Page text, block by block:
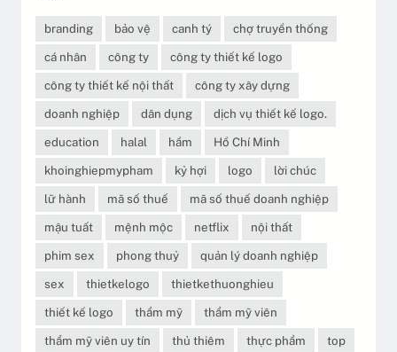
branding bảo vệ canh tý
chợ truyền thống
cá nhân
công ty
công ty thiết kế logo
công ty thiết kế nội thất
công ty xây dựng
doanh nghiệp
dân dụng
dịch vụ thiết kế logo.
education
halal hầm
Hồ Chí Minh
khoinghiepmypham
kỷ hợi logo
lời chúc
lữ hành
mã số thuế
mã số thuế doanh nghiệp
mậu tuất
mệnh mộc netflix
nội thất
phim sex
phong thuỷ
quản lý doanh nghiệp
sex
thietkelogo
thietkethuonghieu
thiết kế logo
thẩm mỹ
thẩm mỹ viên
thẩm mỹ viên uy tín
thủ thiêm thực phẩm
top